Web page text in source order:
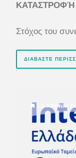
ΚΑΤΑΣΤΡΟΦΉ
Στόχος του
ΔΙΑΒΆΣΤΕ
4 ΧΡΌΝΙΑ